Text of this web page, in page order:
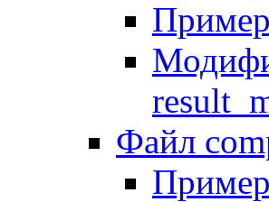
Файл